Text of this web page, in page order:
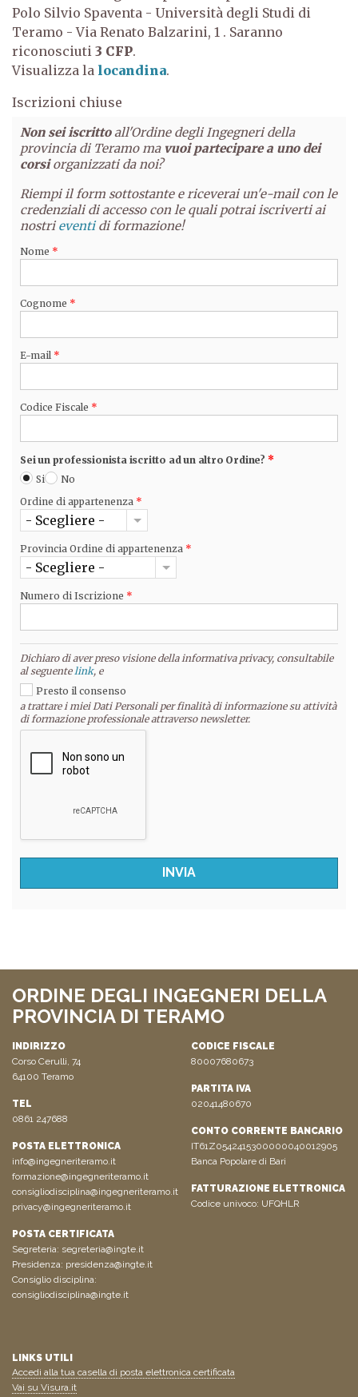
Polo Silvio Spaventa - Università degli Studi di
Teramo - Via Renato Balzarini, 1 . Saranno
riconosciuti 3 CFP.
Visualizza la locandina.
Iscrizioni chiuse
Non sei iscrittoall'Ordine degli Ingegneri della
provincia di Teramo ma vuoi partecipare a uno dei
corsiorganizzati da noi?
Riempi il form sottostante e riceverai un'e-mail con le
credenziali di accesso con le quali potrai iscriverti ai
nostrieventidi formazione!
Nome *
Cognome *
E-mail *
Codice Fiscale *
Sei un professionista iscritto ad un altro Ordine? *
Si
No
Ordine di appartenenza *
- Scegliere -
Provincia Ordine di appartenenza *
- Scegliere -
Numero di Iscrizione *
Dichiaro di aver preso visione della informativa privacy, consultabile
al seguentelink, e
Presto il consenso
a trattare i miei Dati Personali per finalità di informazione su attività
di formazione professionale attraverso newsletter.
ORDINE DEGLI INGEGNERI DELLA
PROVINCIA DI TERAMO
INDIRIZZO
Corso Cerulli, 74
64100 Teramo
TEL
0861 247688
POSTA ELETTRONICA
info@ingegneriteramo.it
formazione@ingegneriteramo.it
consigliodisciplina@ingegneriteramo.it
privacy@ingegneriteramo.it
POSTA CERTIFICATA
Segreteria: segreteria@ingte.it
Presidenza: presidenza@ingte.it
Consiglio disciplina:
consigliodisciplina@ingte.it
CODICE FISCALE
80007680673
PARTITA IVA
02041480670
CONTO CORRENTE BANCARIO
IT61Z0542415300000040012905
Banca Popolare di Bari
FATTURAZIONE ELETTRONICA
Codice univoco: UFQHLR
LINKS UTILI
Accedi alla tua casella di posta elettronica certificata
Vai su Visura.it